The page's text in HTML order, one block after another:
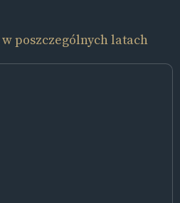
w poszczególnych latach